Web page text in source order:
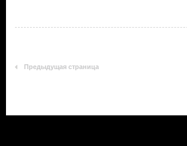
Предыдущая страница